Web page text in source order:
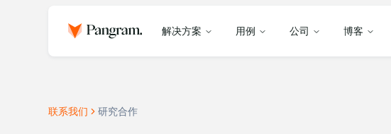
解决方案 用例 公司 博客
联系我们 研究合作